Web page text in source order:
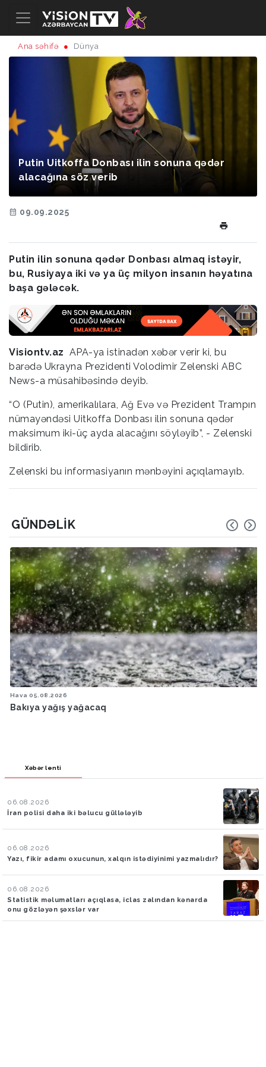
Ana səhifə Dünya
Putin Uitkoffa Donbası ilin sonuna qədər
alacağına söz verib
09.09.2025
Putin ilin sonuna qədər Donbası almaq istəyir,
bu, Rusiyaya iki və ya üç milyon insanın həyatına
başa gələcək.
Visiontv.az APA-ya istinadən xəbər verir ki, bu
barədə Ukrayna Prezidenti Volodimir Zelenski ABC
News-a müsahibəsində deyib.
“O (Putin), amerikalılara, Ağ Evə və Prezident Trampın
nümayəndəsi Uitkoffa Donbası ilin sonuna qədər
maksimum iki-üç ayda alacağını söyləyib”, - Zelenski
bildirib.
Zelenski bu informasiyanın mənbəyini açıqlamayıb.
GÜNDƏLIK
Hava 05.08.2026
Bakıya yağış yağacaq
Xəbər lenti
06.08.2026
İran polisi daha iki bəlucu güllələyib
06.08.2026
Yazı, fikir adamı oxucunun, xalqın istədiyinimi yazmalıdır?
06.08.2026
Statistik məlumatları açıqlasa, iclas zalından kənarda
onu gözləyən şəxslər var